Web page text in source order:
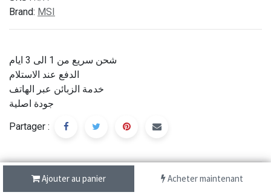
Ajouter au panier Acheter maintenant
Brand: MSI
شحن سريع من 1 الى 3 ايام
الدفع عند الاستلام
خدمة الزبائن عبر الهاتف
جودة اصلية
Partager :
Description